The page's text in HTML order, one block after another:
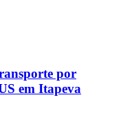
por
em Itapeva